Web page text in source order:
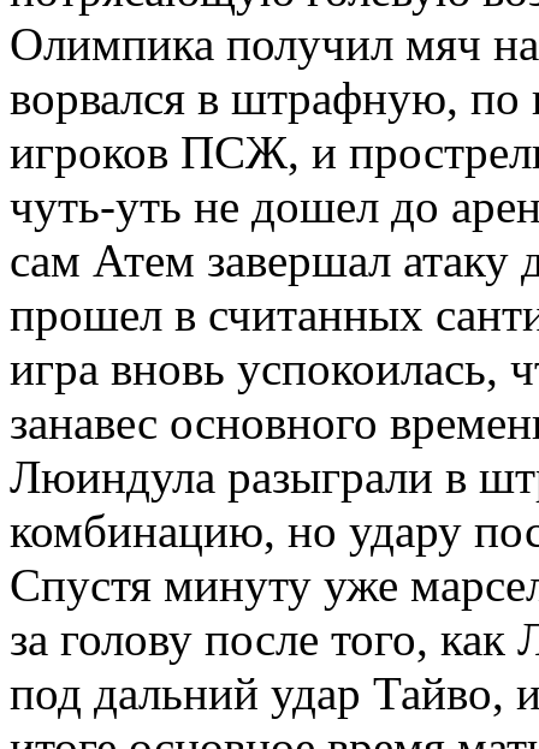
Олимпика получил мяч
ворвался в штрафную, по
игроков ПСЖ, и
чуть-уть не дошел до
сам Атем завершал
прошел в считанных
игра вновь успокоилась,
занавес основного
Люиндула разыграли в
комбинацию, но удару
Спустя минуту уже
за голову после того,
под дальний удар Тайво,